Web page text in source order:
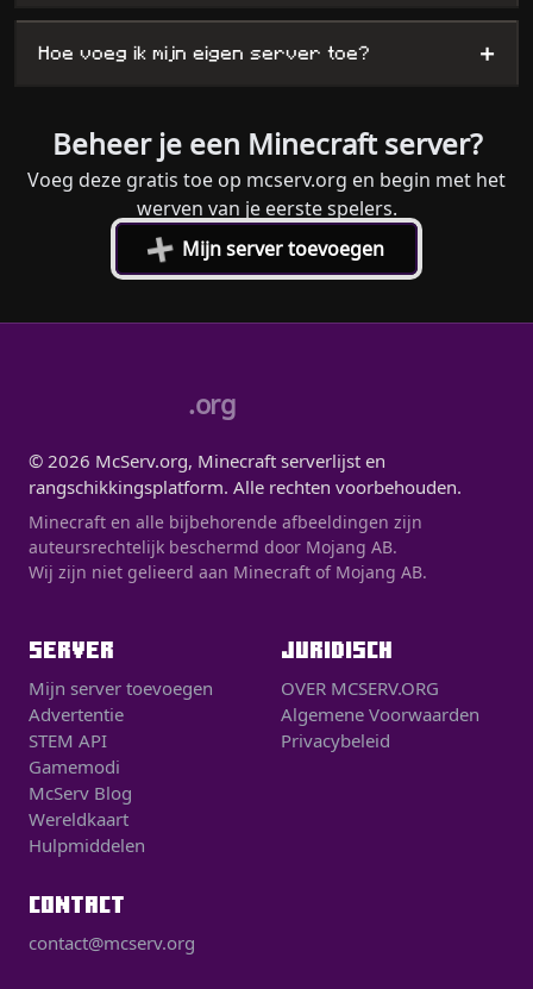
Hoe voeg ik mijn eigen server toe? +
Beheer je een Minecraft server?
Voeg deze gratis toe op mcserv.org en begin met het
werven van je eerste spelers.
+Mijn server toevoegen
.org
© 2026 McServ.org, Minecraft serverlijst en
rangschikkingsplatform. Alle rechten voorbehouden.
Minecraft en alle bijbehorende afbeeldingen zijn
auteursrechtelijk beschermd door Mojang AB.
Wij zijn niet gelieerd aan Minecraft of Mojang AB.
SERVER
Mijn server toevoegen
Advertentie
STEM API
Gamemodi
McServ Blog
Wereldkaart
Hulpmiddelen
JURIDISCH
OVER MCSERV.ORG
Algemene Voorwaarden
Privacybeleid
CONTACT
contact@mcserv.org